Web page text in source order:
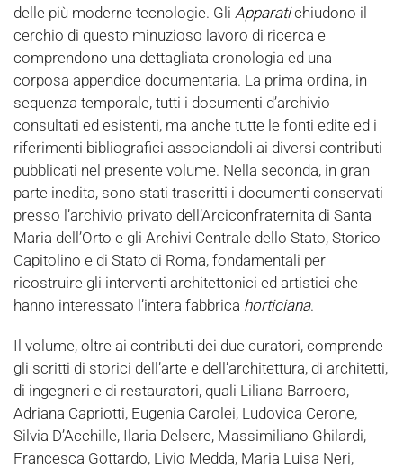
delle più moderne tecnologie. Gli Apparatichiudono il
cerchio di questo minuzioso lavoro di ricerca e
comprendono una dettagliata cronologia ed una
corposa appendice documentaria. La prima ordina, in
sequenza temporale, tutti i documenti d’archivio
consultati ed esistenti, ma anche tutte le fonti edite ed i
riferimenti bibliografici associandoli ai diversi contributi
pubblicati nel presente volume. Nella seconda, in gran
parte inedita, sono stati trascritti i documenti conservati
presso l’archivio privato dell’Arciconfraternita di Santa
Maria dell’Orto e gli Archivi Centrale dello Stato, Storico
Capitolino e di Stato di Roma, fondamentali per
ricostruire gli interventi architettonici ed artistici che
hanno interessato l’intera fabbrica horticiana.
Il volume, oltre ai contributi dei due curatori, comprende
gli scritti di storici dell’arte e dell’architettura, di architetti,
di ingegneri e di restauratori, quali Liliana Barroero,
Adriana Capriotti, Eugenia Carolei, Ludovica Cerone,
Silvia D’Acchille, Ilaria Delsere, Massimiliano Ghilardi,
Francesca Gottardo, Livio Medda, Maria Luisa Neri,